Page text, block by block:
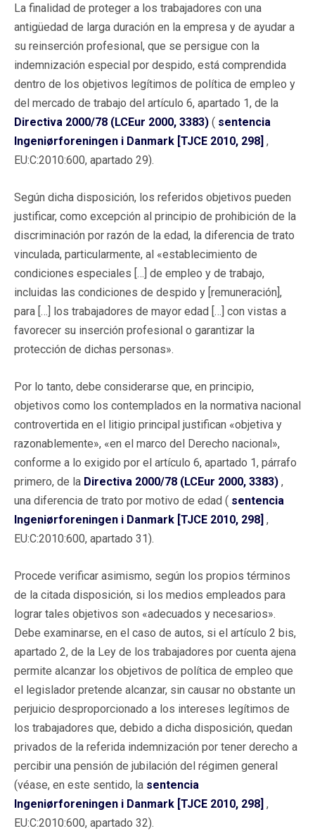
La finalidad de proteger a los trabajadores con una
antigüedad de larga duración en la empresa y de ayudar a
su reinserción profesional, que se persigue con la
indemnización especial por despido, está comprendida
dentro de los objetivos legítimos de política de empleo y
del mercado de trabajo del artículo 6, apartado 1, de la
Directiva 2000/78 (LCEur 2000, 3383) ( sentencia
Ingeniørforeningen i Danmark [TJCE 2010, 298] ,
EU:C:2010:600, apartado 29).
Según dicha disposición, los referidos objetivos pueden
justificar, como excepción al principio de prohibición de la
discriminación por razón de la edad, la diferencia de trato
vinculada, particularmente, al «establecimiento de
condiciones especiales […] de empleo y de trabajo,
incluidas las condiciones de despido y [remuneración],
para […] los trabajadores de mayor edad […] con vistas a
favorecer su inserción profesional o garantizar la
protección de dichas personas».
Por lo tanto, debe considerarse que, en principio,
objetivos como los contemplados en la normativa nacional
controvertida en el litigio principal justifican «objetiva y
razonablemente», «en el marco del Derecho nacional»,
conforme a lo exigido por el artículo 6, apartado 1, párrafo
primero, de la Directiva 2000/78 (LCEur 2000, 3383) ,
una diferencia de trato por motivo de edad ( sentencia
Ingeniørforeningen i Danmark [TJCE 2010, 298] ,
EU:C:2010:600, apartado 31).
Procede verificar asimismo, según los propios términos
de la citada disposición, si los medios empleados para
lograr tales objetivos son «adecuados y necesarios».
Debe examinarse, en el caso de autos, si el artículo 2 bis,
apartado 2, de la Ley de los trabajadores por cuenta ajena
permite alcanzar los objetivos de política de empleo que
el legislador pretende alcanzar, sin causar no obstante un
perjuicio desproporcionado a los intereses legítimos de
los trabajadores que, debido a dicha disposición, quedan
privados de la referida indemnización por tener derecho a
percibir una pensión de jubilación del régimen general
(véase, en este sentido, la sentencia
Ingeniørforeningen i Danmark [TJCE 2010, 298] ,
EU:C:2010:600, apartado 32).